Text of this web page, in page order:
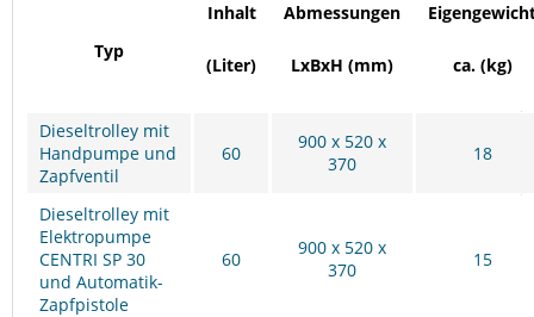
Typ
Inhalt
(Liter)
Abmessungen
LxBxH (mm) ca. (kg)
Dieseltrolley mit
Handpumpe und
Zapfventil
60
900 x 520 x
370
18
Dieseltrolley mit
Elektropumpe
CENTRI SP 30
und Automatik-
Zapfpistole
60
900 x 520 x
370
15